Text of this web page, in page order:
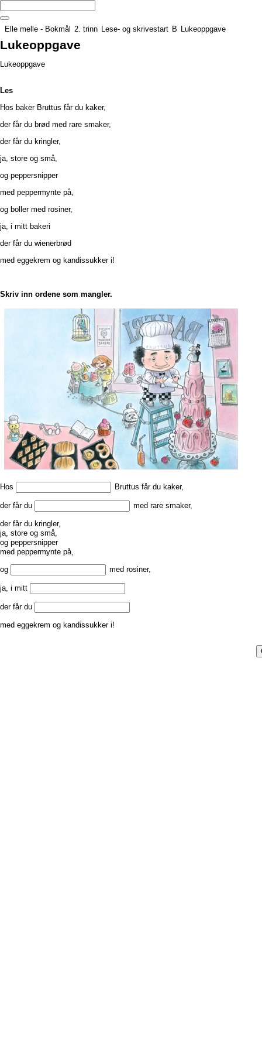
Elle melle - Bokmål 2. trinn Lese- og skrivestart B Lukeoppgave
Lukeoppgave
Lukeoppgave
Les
Hos baker Bruttus får du kaker,
der får du brød med rare smaker,
der får du kringler,
ja, store og små,
og peppersnipper
med peppermynte på,
og boller med rosiner,
ja, i mitt bakeri
der får du wienerbrød
med eggekrem og kandissukker i!
Skriv inn ordene som mangler.
Hos Bruttus får du kaker,
der får du med rare smaker,
der får du kringler,
ja, store og små,
og peppersnipper
med peppermynte på,
og
med rosiner,
ja, i mitt
der får du
med eggekrem og kandissukker i!